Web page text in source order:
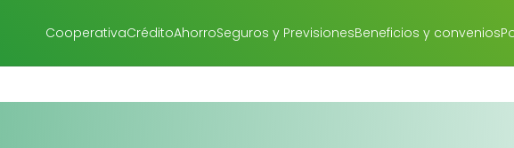
CooperativaCréditoAhorroSeguros y PrevisionesBeneficios y convenios